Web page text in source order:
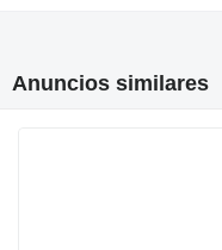
Anuncios similares